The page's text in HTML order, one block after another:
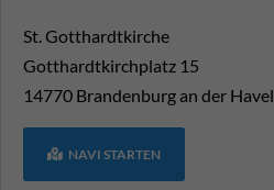
St. Gotthardtkirche
Gotthardtkirchplatz 15
14770 Brandenburg an der Havel
NAVI STARTEN